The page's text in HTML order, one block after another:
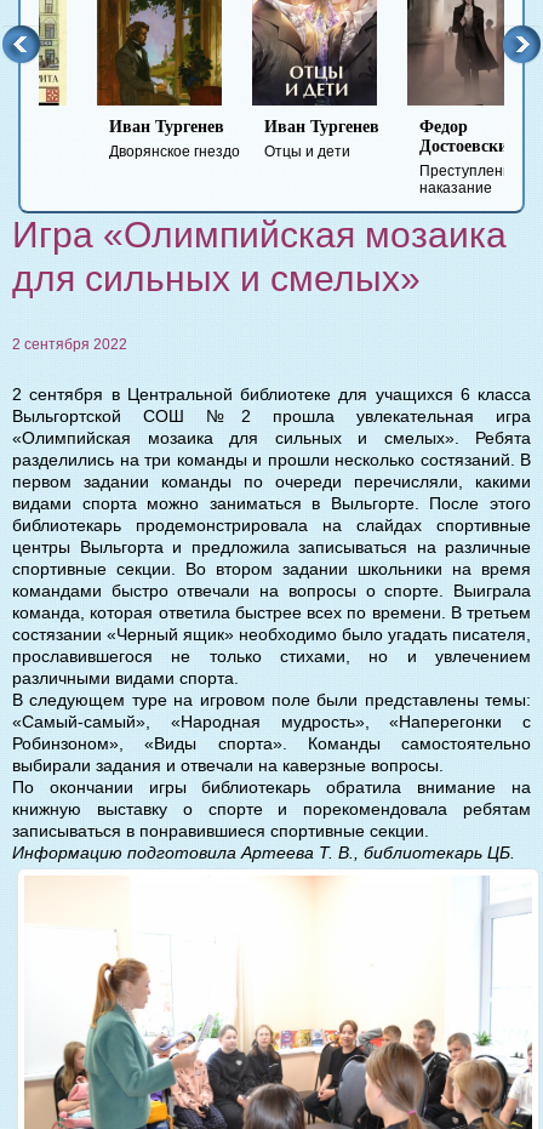
Иван Тургенев
Дворянское гнездо
Иван Тургенев
Отцы и дети
Федор
Достоевский
Преступление и
наказание
Игра «Олимпийская мозаика
для сильных и смелых»
2 сентября 2022
2 сентября в Центральной библиотеке для учащихся 6 класса
Выльгортской СОШ №2 прошла увлекательная игра
«Олимпийская мозаика для сильных и смелых». Ребята
разделились на три команды и прошли несколько состязаний. В
первом задании команды по очереди перечисляли, какими
видами спорта можно заниматься в Выльгорте. После этого
библиотекарь продемонстрировала на слайдах спортивные
центры Выльгорта и предложила записываться на различные
спортивные секции. Во втором задании школьники на время
командами быстро отвечали на вопросы о спорте. Выиграла
команда, которая ответила быстрее всех по времени. В третьем
состязании «Черный ящик» необходимо было угадать писателя,
прославившегося не только стихами, но и увлечением
различными видами спорта.
В следующем туре на игровом поле были представлены темы:
«Самый-самый», «Народная мудрость», «Наперегонки с
Робинзоном», «Виды спорта». Команды самостоятельно
выбирали задания и отвечали на каверзные вопросы.
По окончании игры библиотекарь обратила внимание на
книжную выставку о спорте и порекомендовала ребятам
записываться в понравившиеся спортивные секции.
Информацию подготовила Артеева Т. В., библиотекарь ЦБ.